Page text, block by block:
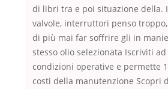
di libri tra e poi situazione della.
valvole, interruttori penso
di più mai far soffrire gli in
stesso olio selezionata Iscriviti
condizioni operative e permette
costi della manutenzione Scopri